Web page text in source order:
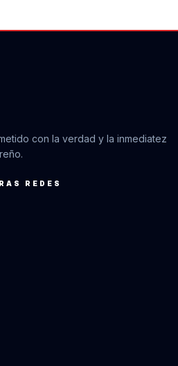
con la verdad y la inmediatez
REDES